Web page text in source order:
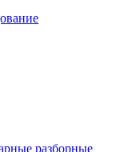
разборные